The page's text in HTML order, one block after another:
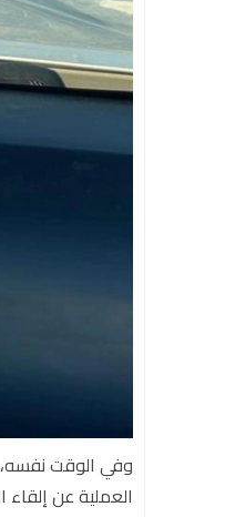
وفي الوقت
العملية عن